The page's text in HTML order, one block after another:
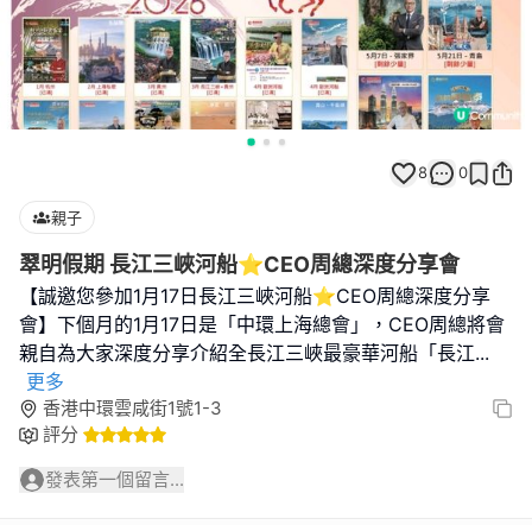
8 0
親子
翠明假期 長江三峽河船⭐️CEO周總深度分享會
【誠邀您參加1月17日長江三峽河船⭐️CEO周總深度分享
會】下個月的1月17日是「中環上海總會」，CEO周總將會
親自為大家深度分享介紹全長江三峽最豪華河船「長江...
更多
香港中環雲咸街1號1-3
評分
發表第一個留言...